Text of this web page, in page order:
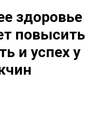
здоровье
повысить
и успех у